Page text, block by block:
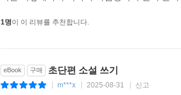
1명이 이 리뷰를 추천합니다.
eBook 구매 초단편 소설 쓰기
m***x 2025-08-31 신고